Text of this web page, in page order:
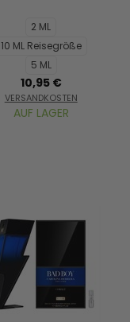
2 ML
10 ML Reisegröße
5 ML
10,95 €
VERSANDKOSTEN
AUF LAGER